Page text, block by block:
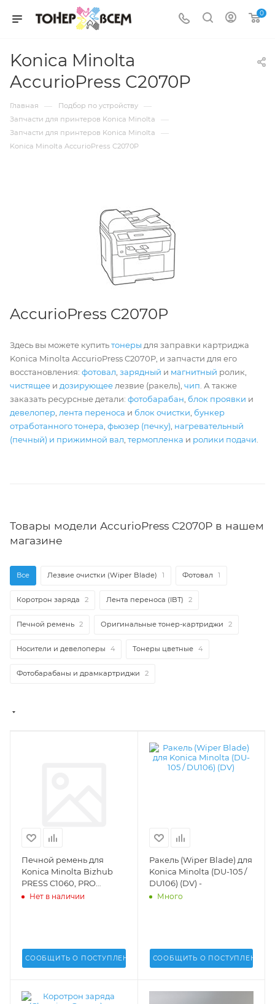
0
Konica Minolta
AccurioPress C2070P
Главная — Подбор по устройству —
Запчасти для принтеров Konica Minolta —
Запчасти для принтеров Konica Minolta —
Konica Minolta AccurioPress C2070P
AccurioPress C2070P
Здесь вы можете купитьтонеры для заправки картриджа
Konica Minolta AccurioPress C2070P, и запчасти для его
восстановления: фотовал зарядный и магнитный ролик,
чистящее и дозирующее лезвие (ракель), чип . А также
заказать ресурсные детали: фотобарабан блок проявки и
девелопер лента переноса и блок очистки бункер
отработанного тонера фьюзер (печку) нагревательный
(печный) и прижимной вал термопленка и ролики подачи
Товары модели AccurioPress C2070P в нашем
магазине
Все Лезвие очистки (Wiper Blade) 1 Фотовал 1
Коротрон заряда 2 Лента переноса (IBT) 2
Печной ремень 2 Оригинальные тонер-картриджи 2
Носители и девелоперы 4 Тонеры цветные 4
Фотобарабаны и драмкартриджи 2
Печной ремень для
Konica Minolta Bizhub
PRESS C1060, PRO
C1060L (DV) -
Нет в наличии
СООБЩИТЬ О ПОСТУПЛЕНИИ
Ракель (Wiper Blade) для
Konica Minolta (DU-105 /
DU106) (DV) -
Много
СООБЩИТЬ О ПОСТУПЛЕНИИ